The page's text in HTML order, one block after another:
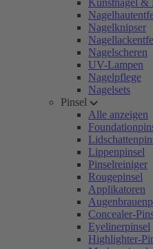
Kunstnägel &
Nagelknipser
Nagelscheren
UV-Lampen
Nagelpflege
Nagelsets
Pinsel
Alle anzeigen
Lippenpinsel
Pinselreiniger
Rougepinsel
Applikatoren
Concealer-
Eyelinerpinsel
Highlighter-